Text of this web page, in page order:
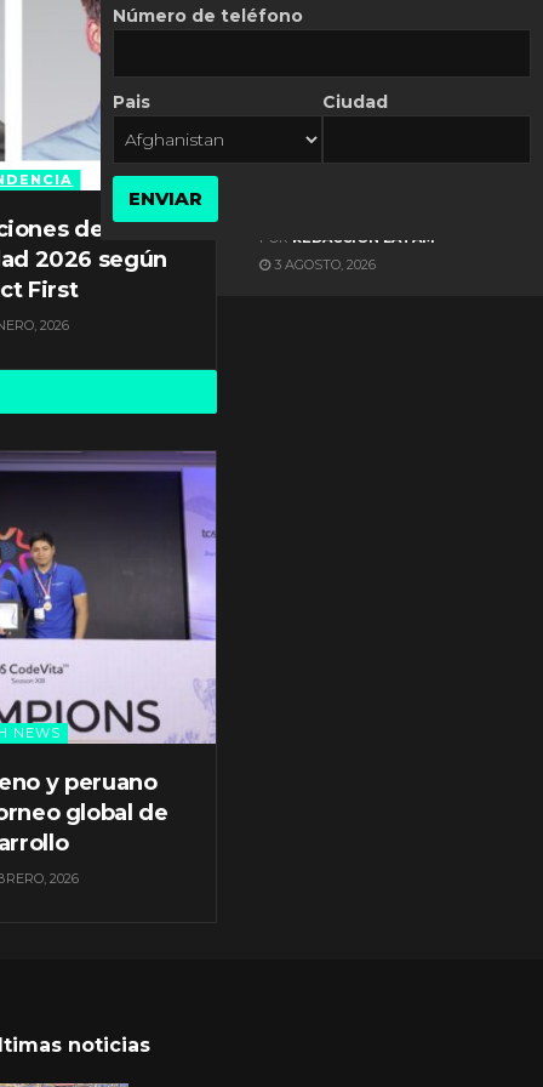
de
2026 según
First
2026
NEWS
y peruano
global de
2026
ES NOTICIA
POR REDACCIÓN LATAM
3 AGOSTO, 2026
noticias
Número de teléfono
Pais Ciudad
ENVIAR